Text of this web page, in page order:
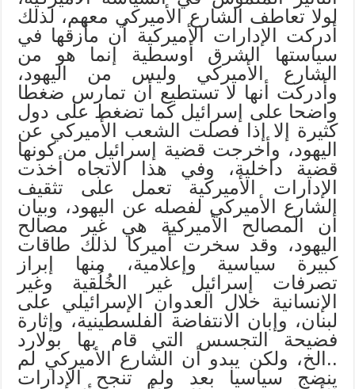
لولا تعاطف الشارع الأميركي معهم، لذلك
أدركت الإدارات الأميركية أن مأزقها في
سياستها الشرق أوسطية إنما هو من
الشارع الأميركي وليس من اليهود،
وأدركت أنها لا تستطيع أن تمارس ضغطا
واضحا على إسرائيل كما تضغط على دول
كثيرة إلا إذا فصلت الشعب الأميركي عن
اليهود، وأخرجت قضية إسرائيل من كونها
قضية داخلية، وفي هذا الاتجاه أخذت
الإدارات الأميركية تعمل على تثقيف
الشارع الأميركي لفصله عن اليهود، وبيان
أن المصالح الأميركية هي غير مصالح
اليهود، وقد سخرت أميركا لذلك طاقات
كبيرة سياسية وإعلامية، منها إبراز
تصرفات إسرائيل غير الخُلُقية وغير
الإنسانية خلال العدوان الإسرائيلي على
لبنان، وإبان الانتفاضة الفلسطينية، وإثارة
فضيحة التجسس التي قام بها بولارد
..الخ، ولكن يبدو أن الشارع الأميركي لم
ينضج سياسيا بعد ولم تنجح الإدارات